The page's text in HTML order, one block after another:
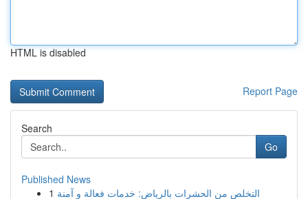
HTML is disabled
Report Page
Search
Go
Published News
1 التخلص من الحشرات بالرياض: خدمات فعالة و آمنة